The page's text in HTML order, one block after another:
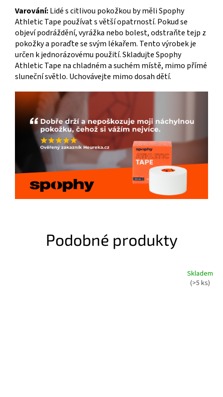
Varování:Lidé s citlivou pokožkou by měli Spophy
Athletic Tape používat s větší opatrností. Pokud se
objeví podráždění, vyrážka nebo bolest, odstraňte tejp z
pokožky a poraďte se svým lékařem. Tento výrobek je
určen k jednorázovému použití. Skladujte Spophy
Athletic Tape na chladném a suchém místě, mimo přímé
sluneční světlo. Uchovávejte mimo dosah dětí.
Podobné produkty
Skladem
(>5 ks)